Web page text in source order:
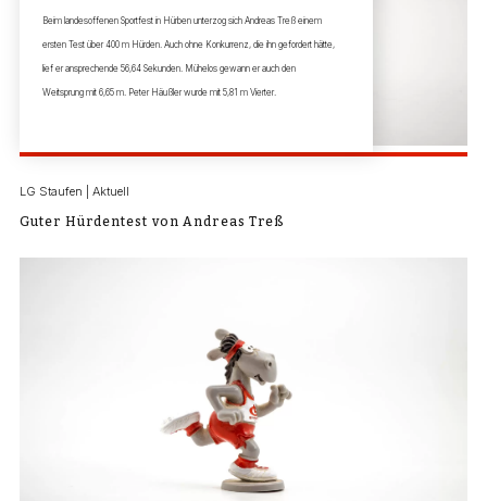
Beim landesoffenen Sportfest in Hürben unterzog sich Andreas Treß einem
ersten Test über 400 m Hürden. Auch ohne Konkurrenz, die ihn gefordert hätte,
lief er ansprechende 56,64 Sekunden. Mühelos gewann er auch den
Weitsprung mit 6,65 m. Peter Häußler wurde mit 5,81 m Vierter.
LG Staufen | Aktuell
Guter Hürdentest von Andreas Treß